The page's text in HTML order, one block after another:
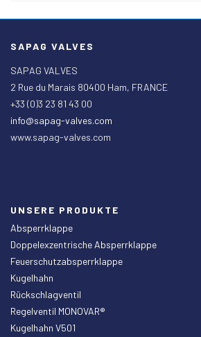
SAPAG VALVES
SAPAG VALVES
2 Rue du Marais 80400 Ham, FRANCE
+33 (0)3 23 81 43 00
info@sapag-valves.com
www.sapag-valves.com
UNSERE PRODUKTE
Absperrklappe
Doppelexzentrische Absperrklappe
Feuerschutzabsperrklappe
Kugelhahn
Rückschlagventil
Regelventil MONOVAR®
Kugelhahn V501